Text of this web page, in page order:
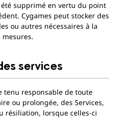
supprimé en vertu du point
Cygames peut stocker des
ou autres nécessaires à la
services
tenu responsable de toute
ou prolongée, des Services,
résiliation, lorsque celles-ci